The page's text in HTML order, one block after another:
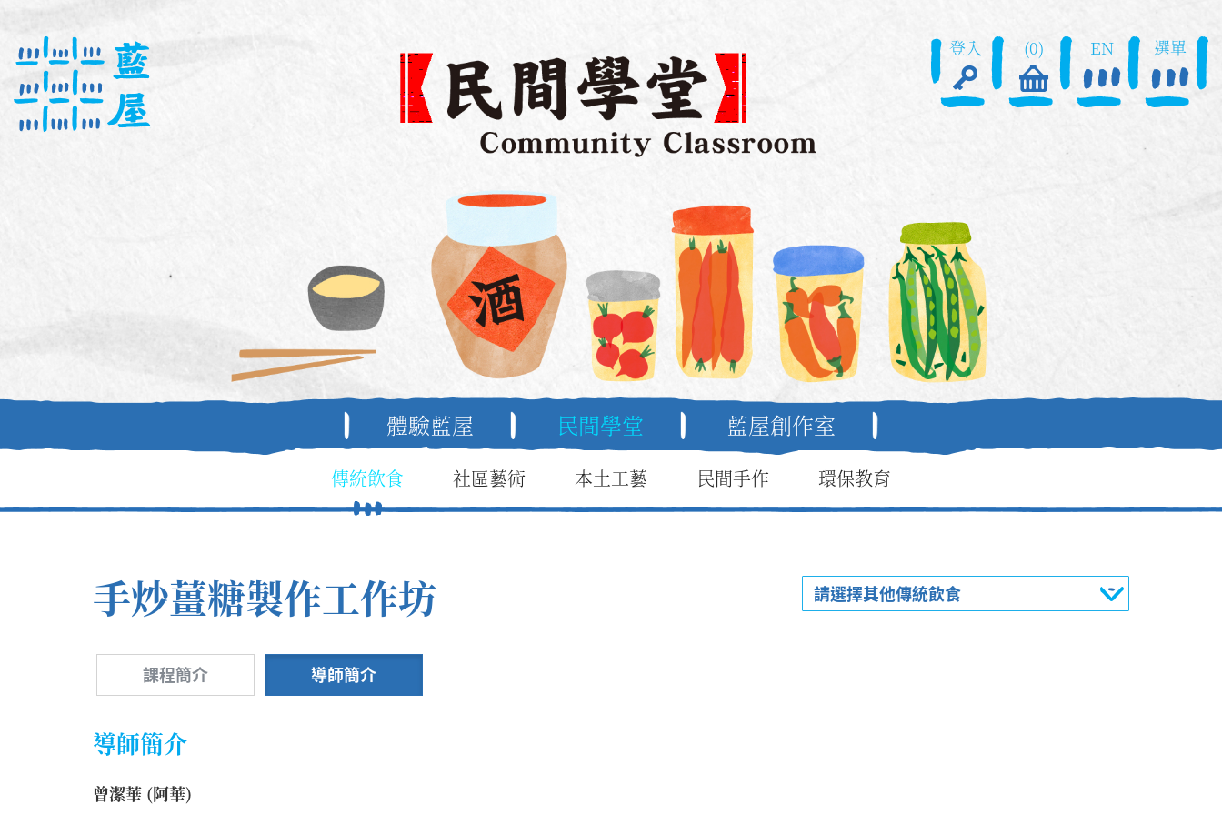
登入 (0) EN 選單
體驗藍屋 民間學堂 藍屋創作室
傳統飲食 社區藝術 本土工藝 民間手作 環保教育
請選擇其他傳統飲食
手炒薑糖製作工作坊
課程簡介 導師簡介
導師簡介
曾潔華 (阿華)